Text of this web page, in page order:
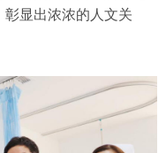
显出浓浓的人文关